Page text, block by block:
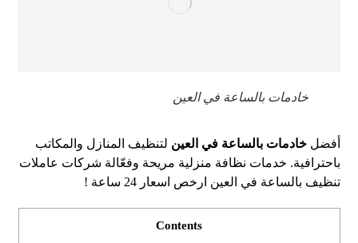
خادمات بالساعة في العين
أفضلخادمات بالساعة في العين لتنظيف المنازل والمكاتب
باحترافية. خدمات نظافة منزلية مريحة وفعّالة شركات عاملات
تنظيف بالساعة في العين ارخص اسعار 24 ساعة !
Contents